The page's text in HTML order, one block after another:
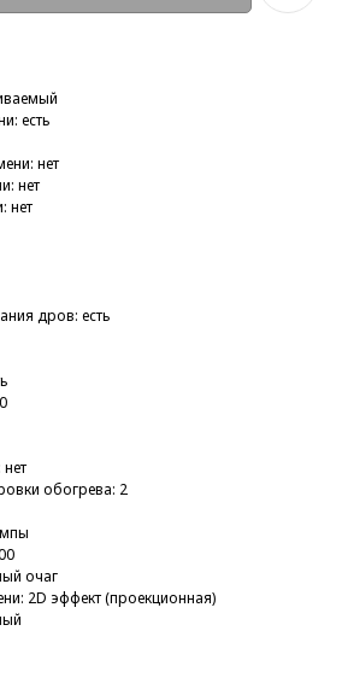
есть
нет
нет
нет
дров: есть
обогрева: 2
очаг
2D эффект (проекционная)